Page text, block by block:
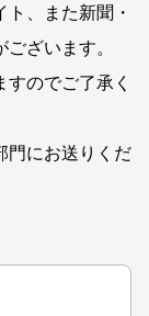
、また新聞・
ざいます。
のでご了承く
門にお送りくだ